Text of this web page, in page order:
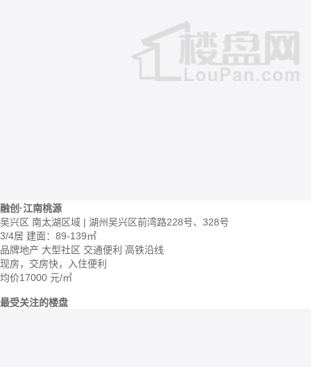
融创·江南桃源
吴兴区 南太湖区域 | 湖州吴兴区前湾路228号、328号
3/4居 建面：89-139㎡
品牌地产 大型社区 交通便利 高铁沿线
现房，交房快，入住便利
均价17000 元/㎡
最受关注的楼盘